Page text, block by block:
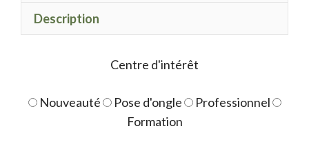
Description
Centre d'intérêt
Nouveauté Pose d'ongle
Professionnel
Formation